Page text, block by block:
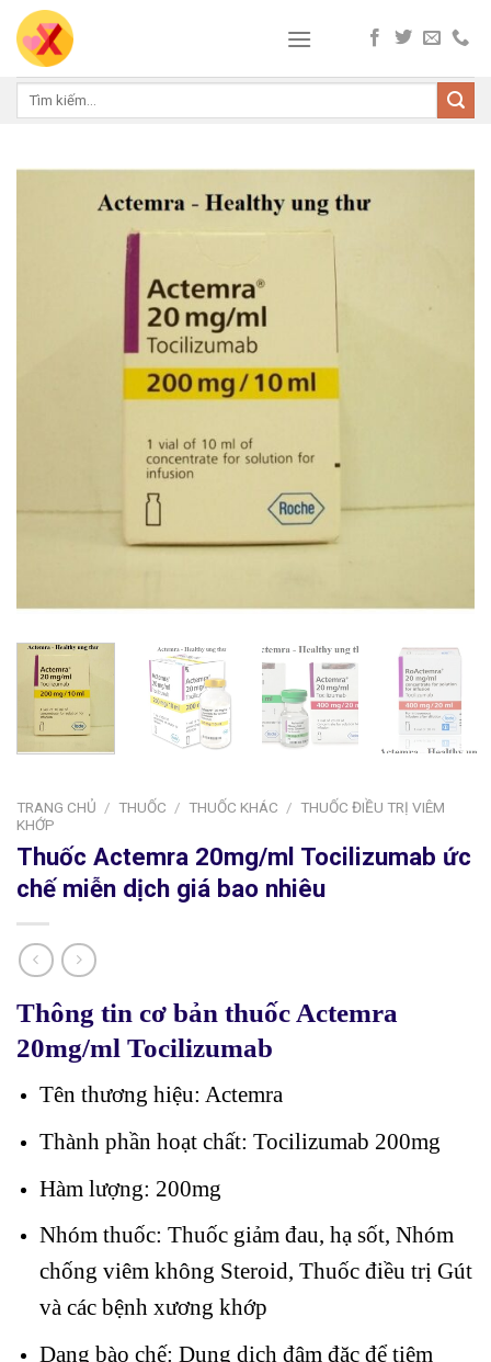
Skip
content
Tìm
TRANG CHỦ / THUỐC / THUỐC KHÁC / THUỐC ĐIỀU TRỊ VIÊM
KHỚP
Thuốc Actemra 20mg/ml Tocilizumab ức
chế miễn dịch giá bao nhiêu
Thông tin cơ bản thuốc Actemra
20mg/ml Tocilizumab
Tên thương hiệu: Actemra
Thành phần hoạt chất: Tocilizumab 200mg
Hàm lượng: 200mg
Nhóm thuốc: Thuốc giảm đau, hạ sốt, Nhóm
chống viêm không Steroid, Thuốc điều trị Gút
và các bệnh xương khớp
Dạng bào chế: Dung dịch đậm đặc để tiêm